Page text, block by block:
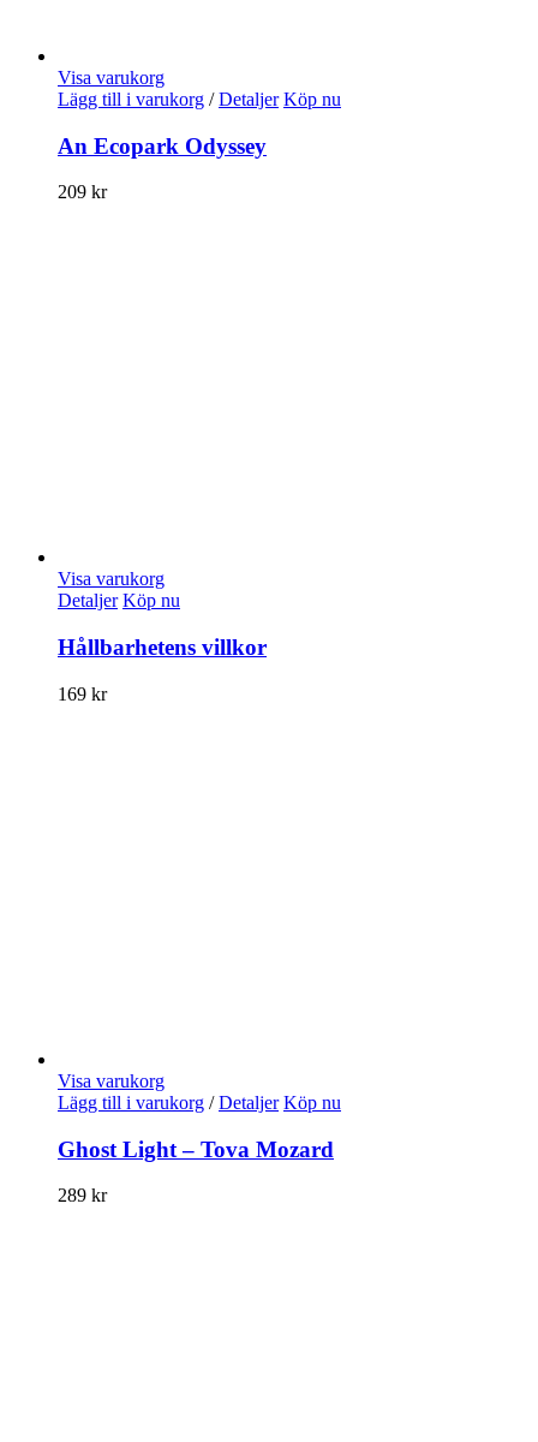
Visa varukorg
Lägg till i varukorg / Detaljer Köp nu
An Ecopark Odyssey
209 kr
Visa varukorg
Detaljer Köp nu
Hållbarhetens villkor
169 kr
Visa varukorg
Lägg till i varukorg / Detaljer Köp nu
Ghost Light – Tova Mozard
289 kr